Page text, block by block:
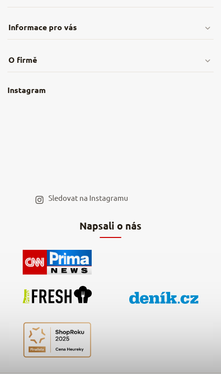
Informace pro vás
Obchodní podmínky
Nejčastější dotazy
Napsali o nás
Instagram
Sledovat na Instagramu
O firmě
Hodnocení obchodu